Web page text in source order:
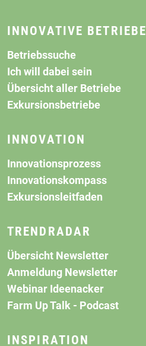
INNOVATIVE BETRIEBE
Betriebssuche
Ich will dabei sein
Übersicht aller Betriebe
Exkursionsbetriebe
INNOVATION
Innovationsprozess
Innovationskompass
Exkursionsleitfaden
TRENDRADAR
Übersicht Newsletter
Anmeldung Newsletter
Webinar Ideenacker
Farm Up Talk - Podcast
INSPIRATION